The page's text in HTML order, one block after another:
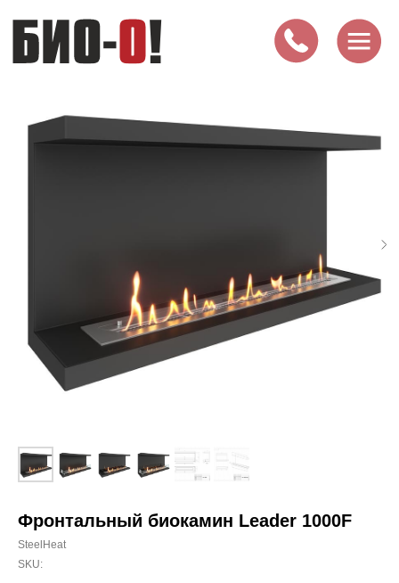
Фронтальный биокамин Leader 1000F
SteelHeat
SKU: